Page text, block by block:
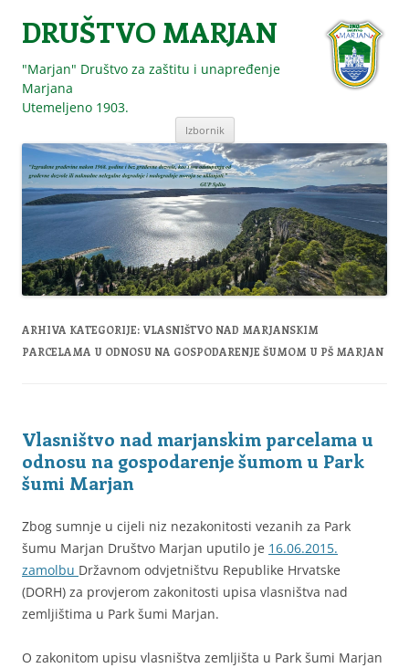
DRUŠTVO MARJAN
"Marjan" Društvo za zaštitu i unapređenje
Marjana
Utemeljeno 1903.
Izbornik Skoči
sadržaja
ARHIVA KATEGORIJE: VLASNIŠTVO NAD MARJANSKIM
PARCELAMA U ODNOSU NA GOSPODARENJE ŠUMOM U PŠ MARJAN
Vlasništvo nad marjanskim parcelama u
odnosu na gospodarenje šumom u Park
šumi Marjan
Zbog sumnje u cijeli niz nezakonitosti vezanih za Park
šumu Marjan Društvo Marjan uputilo je 16.06.2015.
zamolbu Državnom odvjetništvu Republike Hrvatske
(DORH) za provjerom zakonitosti upisa vlasništva nad
zemljištima u Park šumi Marjan.
O zakonitom upisu vlasništva zemljišta u Park šumi Marjan